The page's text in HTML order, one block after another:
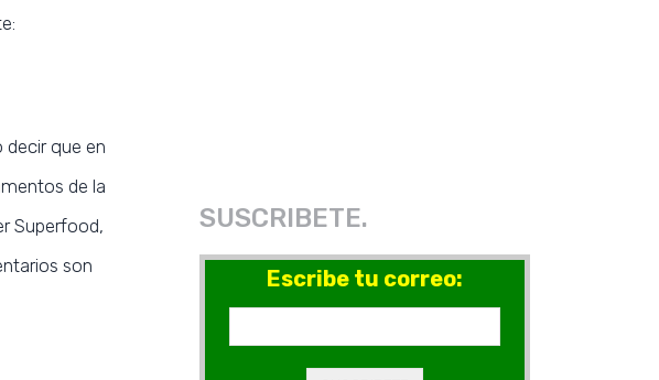
decir que en
de la
Superfood,
son
SUSCRIBETE.
Escribe tu correo: